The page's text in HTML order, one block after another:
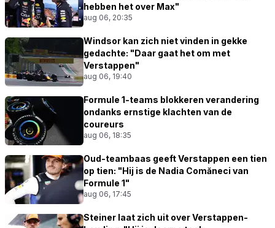
hebben het over Max"
aug 06, 20:35
Windsor kan zich niet vinden in gekke
gedachte: "Daar gaat het om met
Verstappen"
aug 06, 19:40
Formule 1-teams blokkeren verandering
ondanks ernstige klachten van de
coureurs
aug 06, 18:35
Oud-teambaas geeft Verstappen een tien
op tien: "Hij is de Nadia Comăneci van
Formule 1"
aug 06, 17:45
Steiner laat zich uit over Verstappen-